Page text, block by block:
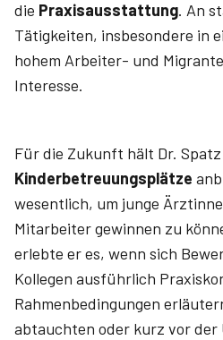
die Praxisausstattung. An
Tätigkeiten, insbesondere in
hohem Arbeiter- und
Interesse.
Für die Zukunft hält Dr.
Kinderbetreuungsplätze
wesentlich, um junge
Mitarbeiter gewinnen zu
erlebte er es, wenn sich
Kollegen ausführlich
Rahmenbedingungen
abtauchten oder kurz vor